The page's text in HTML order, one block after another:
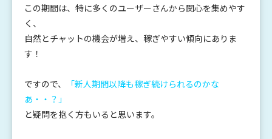
この期間は、特に多くのユーザーさんから関心を集めやす
く、
自然とチャットの機会が増え、稼ぎやすい傾向にありま
す！
ですので、
「新人期間以降も稼ぎ続けられるのかな
あ・・？」
と疑問を抱く方もいると思います。